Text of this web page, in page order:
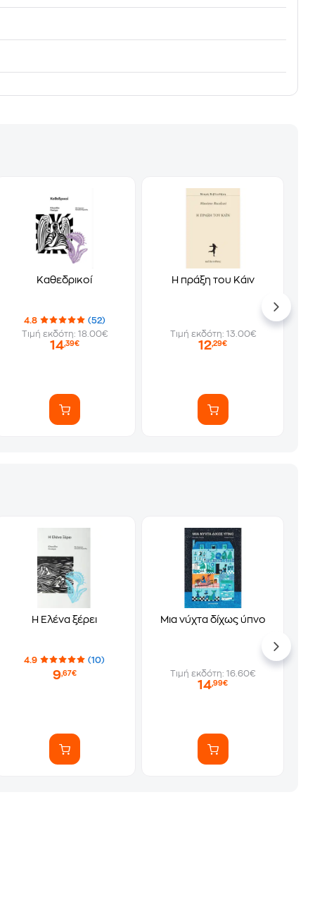
Καθεδρικοί
4.8
(52)
Τιμή εκδότη: 18.00€
14,39€
Η πράξη του Κάιν
Τιμή εκδότη: 13.00€
12,29€
Η Ελένα ξέρει
4.9 (10)
9,67€
Μια νύχτα δίχως ύπνο
Τιμή εκδότη: 16.60€
14,99€